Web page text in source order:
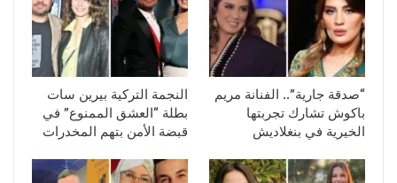
“صدقة جارية”.. الفنانة مريم
باكوش تشارك تجربتها
الخيرية في بنغلاديش
النجمة التركية بيرين سات
بطلة “العشق الممنوع” في
قبضة الأمن بتهم المخدرات